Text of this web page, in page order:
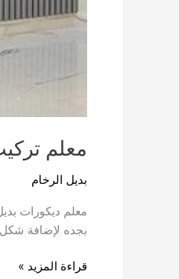
معلم
بديل الرخام
معلم ديكورات
بجده لإضافة شكل
قراءة المزيد »